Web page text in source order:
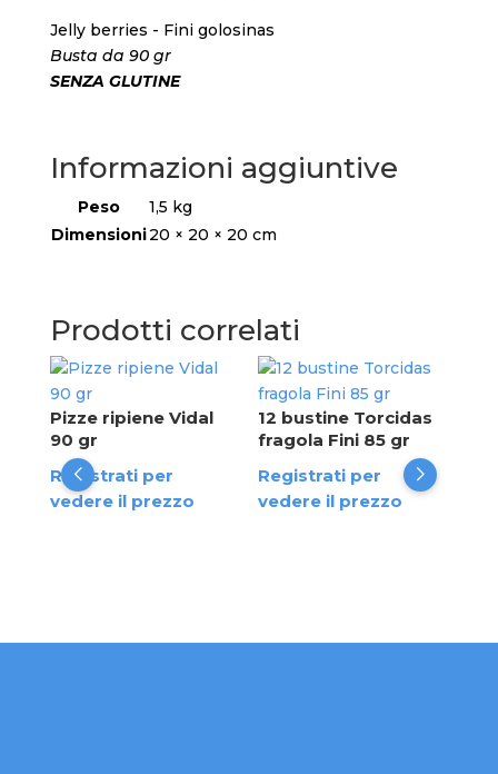
Jelly berries - Fini golosinas
Busta da 90 gr
SENZA GLUTINE
Informazioni aggiuntive
Peso
1,5 kg
Dimensioni20 × 20 × 20 cm
Prodotti correlati
Pizze ripiene Vidal
90 gr
Registrati per
vedere il prezzo
12 bustine Torcidas
fragola Fini 85 gr
Registrati per
vedere il prezzo